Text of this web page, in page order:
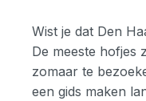
Wist je dat Den
De meeste hofjes
zomaar te
een gids maken